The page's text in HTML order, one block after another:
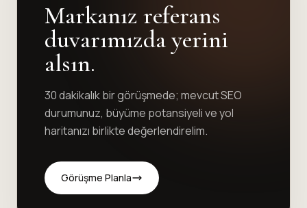
Markanız referans
duvarımızda yerini
alsın.
30 dakikalık bir görüşmede; mevcut SEO
durumunuz, büyüme potansiyeli ve yol
haritanızı birlikte değerlendirelim.
Görüşme Planla